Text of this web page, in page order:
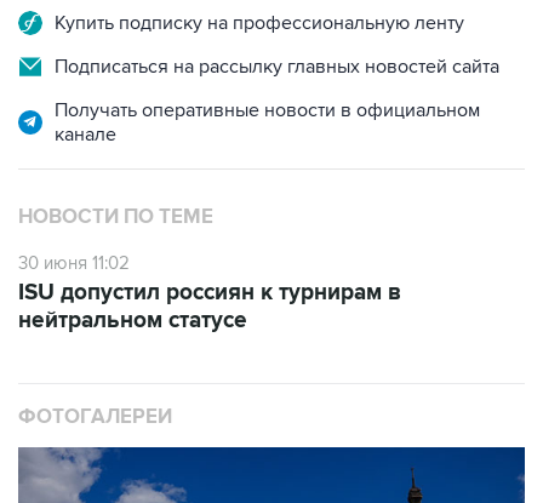
Купить подписку на профессиональную ленту
Подписаться на рассылку главных новостей сайта
Получать оперативные новости в официальном
канале
НОВОСТИ ПО ТЕМЕ
30 июня 11:02
ISU допустил россиян к турнирам в
нейтральном статусе
ФОТОГАЛЕРЕИ